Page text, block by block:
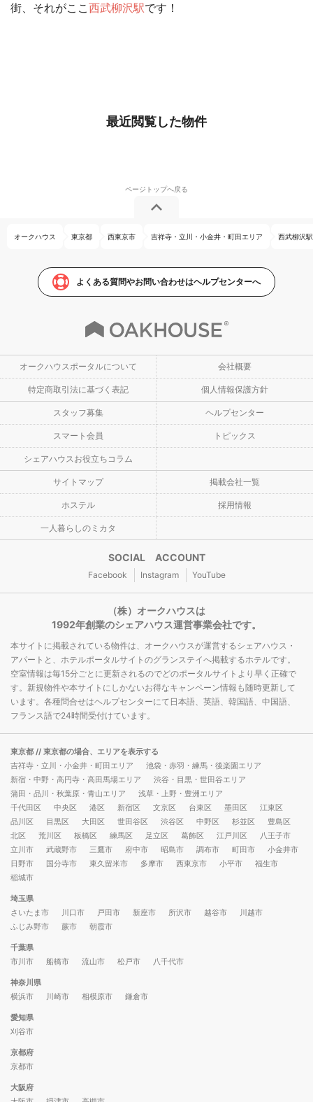
街、それがここ西武柳沢駅です！
最近閲覧した物件
オークハウス 東京都 西東京市 吉祥寺・立川・小金井・町田エリア 西武柳沢駅
よくある質問やお問い合わせはヘルプセンターへ
オークハウスポータルについて 会社概要
特定商取引法に基づく表記 個人情報保護方針
スタッフ募集 ヘルプセンター
スマート会員 トピックス
シェアハウスお役立ちコラム
サイトマップ 掲載会社一覧
ホステル 採用情報
一人暮らしのミカタ
SOCIAL ACCOUNT
Facebook Instagram YouTube
（株）オークハウスは
1992年創業のシェアハウス運営事業会社です。
本サイトに掲載されている物件は、オークハウスが運営するシェアハウス・
アパートと、ホテルポータルサイトのグランステイへ掲載するホテルです。
空室情報は毎15分ごとに更新されるのでどのポータルサイトより早く正確で
す。新規物件や本サイトにしかないお得なキャンペーン情報も随時更新して
います。各種問合せはヘルプセンターにて日本語、英語、韓国語、中国語、
フランス語で24時間受付けています。
東京都 // 東京都の場合、エリアを表示する
吉祥寺・立川・小金井・町田エリア
池袋・赤羽・練馬・後楽園エリア
新宿・中野・高円寺・高田馬場エリア
渋谷・目黒・世田谷エリア
蒲田・品川・秋葉原・青山エリア
浅草・上野・豊洲エリア
千代田区
中央区 港区 新宿区 文京区 台東区 墨田区
江東区
品川区
目黒区 大田区 世田谷区 渋谷区 中野区 杉並区
豊島区
北区
荒川区 板橋区 練馬区 足立区 葛飾区 江戸川区
八王子市
立川市
武蔵野市 三鷹市 府中市 昭島市 調布市 町田市
小金井市
日野市
国分寺市 東久留米市 多摩市 西東京市 小平市
福生市
稲城市
埼玉県
さいたま市
川口市 戸田市 新座市 所沢市 越谷市
川越市
ふじみ野市
蕨市 朝霞市
千葉県
市川市
船橋市 流山市 松戸市 八千代市
神奈川県
横浜市
川崎市 相模原市 鎌倉市
愛知県
刈谷市
京都府
京都市
大阪府